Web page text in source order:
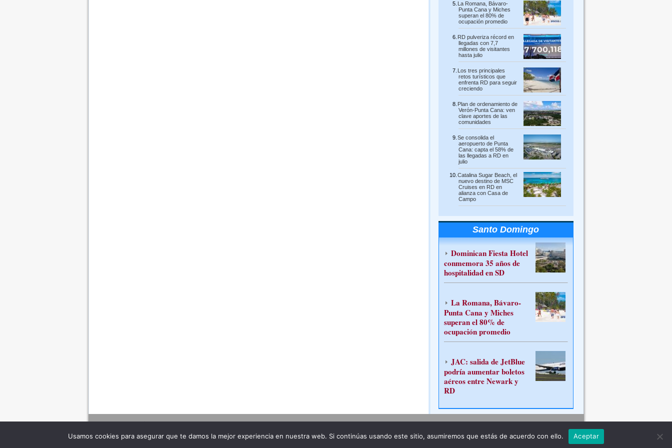
La Romana, Bávaro-
Punta Cana y Miches
superan el 80% de
ocupación promedio
RD pulveriza récord en
llegadas con 7,7
millones de visitantes
hasta julio
Los tres principales
retos turísticos que
enfrenta RD para seguir
creciendo
Plan de ordenamiento de
Verón-Punta Cana: ven
clave aportes de las
comunidades
Se consolida el
aeropuerto de Punta
Cana: capta el 58% de
las llegadas a RD en
julio
Catalina Sugar Beach, el
nuevo destino de MSC
Cruises en RD en
alianza con Casa de
Campo
Santo Domingo
Dominican Fiesta Hotel
conmemora 35 años de
hospitalidad en SD
La Romana, Bávaro-
Punta Cana y Miches
superan el 80% de
ocupación promedio
JAC: salida de JetBlue
podría aumentar boletos
aéreos entre Newark y
RD
Usamos cookies para asegurar que te damos la mejor experiencia en nuestra web. Si continúas usando este sitio, asumiremos que estás de acuerdo con ello. Aceptar